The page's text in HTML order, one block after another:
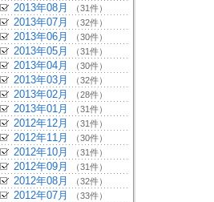
2013年08月 （31件）
2013年07月 （32件）
2013年06月 （30件）
2013年05月 （31件）
2013年04月 （30件）
2013年03月 （32件）
2013年02月 （28件）
2013年01月 （31件）
2012年12月 （31件）
2012年11月 （30件）
2012年10月 （31件）
2012年09月 （31件）
2012年08月 （32件）
2012年07月 （33件）